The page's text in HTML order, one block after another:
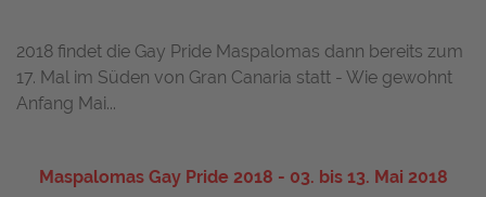
2018 findet die Gay Pride Maspalomas dann bereits zum
17. Mal im Süden von Gran Canaria statt - Wie gewohnt
Anfang Mai...
Maspalomas Gay Pride 2018 - 03. bis 13. Mai 2018